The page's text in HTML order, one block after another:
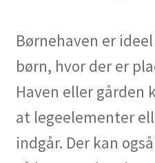
Børnehaven er
børn, hvor der er
Haven eller gården
at legeelementer
indgår. Der kan